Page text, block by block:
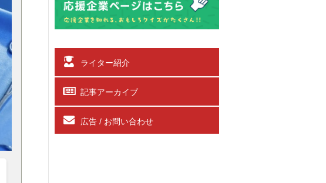
ライター紹介
記事アーカイブ
広告 / お問い合わせ